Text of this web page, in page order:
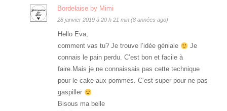
Bordelaise by Mimi
28 janvier 2019 à 20 h 21 min (8 années ago)
Hello Eva,
comment vas tu? Je trouve l’idée géniale
Je
connais le pain perdu. C’est bon et facile à
faire.Mais je ne connaissais pas cette technique
pour le cake aux pommes. C’est super pour ne pas
gaspiller
Bisous ma belle